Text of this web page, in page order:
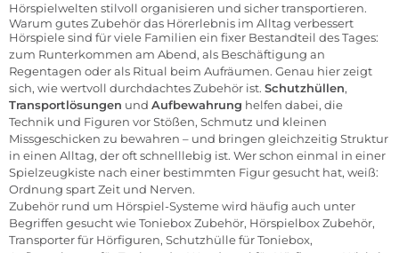
Hörspielwelten stilvoll organisieren und sicher transportieren.
Warum gutes Zubehör das Hörerlebnis im Alltag verbessert
Hörspiele sind für viele Familien ein fixer Bestandteil des Tages:
zum Runterkommen am Abend, als Beschäftigung an
Regentagen oder als Ritual beim Aufräumen. Genau hier zeigt
sich, wie wertvoll durchdachtes Zubehör ist. Schutzhüllen,
Transportlösungen und Aufbewahrung helfen dabei, die
Technik und Figuren vor Stößen, Schmutz und kleinen
Missgeschicken zu bewahren – und bringen gleichzeitig Struktur
in einen Alltag, der oft schnelllebig ist. Wer schon einmal in einer
Spielzeugkiste nach einer bestimmten Figur gesucht hat, weiß:
Ordnung spart Zeit und Nerven.
Zubehör rund um Hörspiel-Systeme wird häufig auch unter
Begriffen gesucht wieToniebox Zubehör, Hörspielbox Zubehör,
Transporter für Hörfiguren, Schutzhülle für Toniebox,